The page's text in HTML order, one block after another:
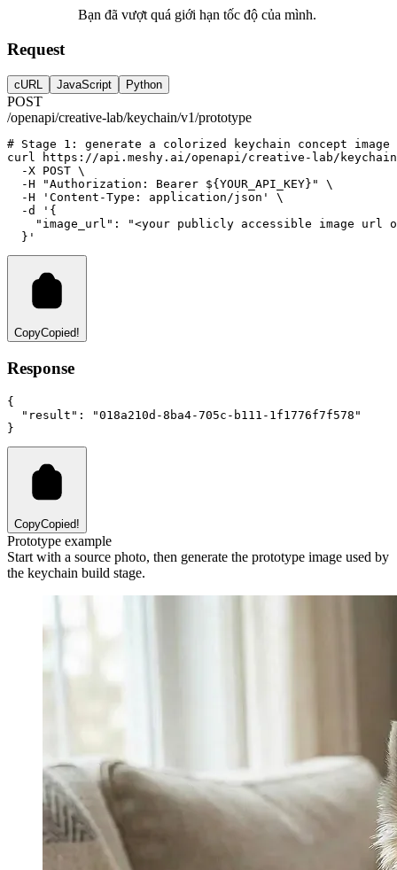
Bạn đã vượt quá giới hạn tốc độ của mình.
Request
cURL JavaScript Python
POST
/openapi/creative-lab/keychain/v1/prototype
# Stage 1: generate a colorized keychain concept image
curl
https://api.meshy.ai/openapi/creative-lab/
-X POST \
-H
"Authorization: Bearer ${YOUR_API_KEY}"
\
-H
'Content-Type: application/json'
\
-d
'{
"image_url": "<your publicly accessible image url
  }'
CopyCopied!
Response
{
"result" :
"018a210d-8ba4-705c-b111-1f1776f7f578"
}
CopyCopied!
Prototype example
Start with a source photo, then generate the prototype image used by
the keychain build stage.